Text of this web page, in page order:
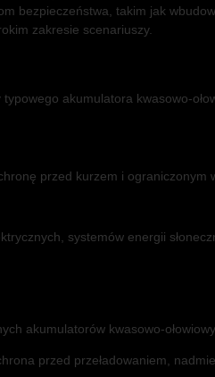
bezpieczeństwa, takim jak
zakresie scenariuszy.
akumulatora kwasowo-
przed kurzem i ograniczonym
systemów energii
akumulatorów kwasowo-
przed przeładowaniem,